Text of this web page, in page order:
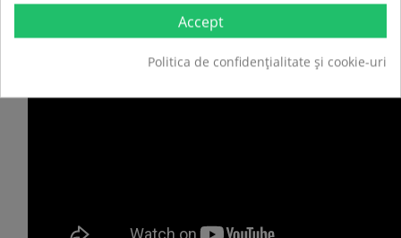
Accept
Politica de confidențialitate și cookie-uri